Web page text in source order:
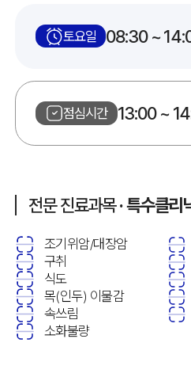
토요일 08:30 ~
점심시간 13:00 ~
전문 진료과목· 특수클리
조기위암/대장암
구취
식도
목(인두) 이물감
속쓰림
소화불량